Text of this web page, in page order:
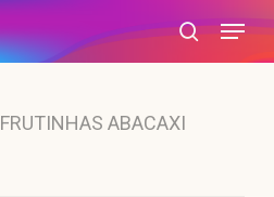
search
Menu
FRUTINHAS ABACAXI